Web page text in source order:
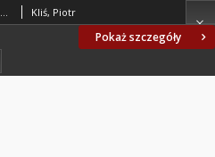
Pokaż szczegóły
Prognozowanie użytkowości krów na podstawie informacji z okresu okołoporodowego, rejestrowanych przez roboty udojowe Kliś, Piotr